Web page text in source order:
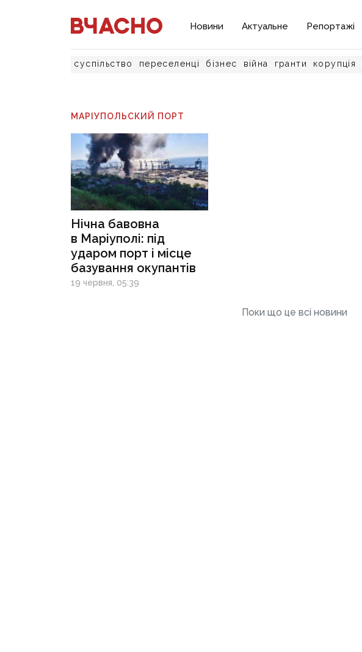
Новини Актуальне Репортажі
суспільство переселенці бізнес війна гранти корупція
МАРІУПОЛЬСКИЙ ПОРТ
Нічна бавовна
в Маріуполі: під
ударом порт і місце
базування окупантів
19 червня, 05:39
Поки що це всі новини